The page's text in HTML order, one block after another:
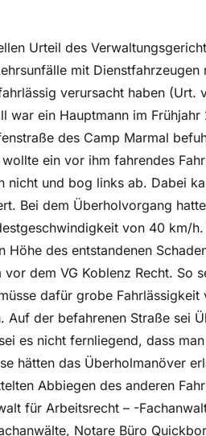
Urteil des
mit
verursacht haben (Urt.
war ein Hauptmann im
des Camp Marmal
ein vor ihm fahrendes
nicht und bog links ab. Dabei
Bei dem Überholvorgang
von 40 km/
Höhe des entstandenen
vor dem VG Koblenz Recht. So
dafür grobe
Auf der befahrenen Straße sei
es nicht fernliegend, dass
hätten das Überholmanöver
Abbiegen des anderen
für Arbeitsrecht – -
Notare Büro